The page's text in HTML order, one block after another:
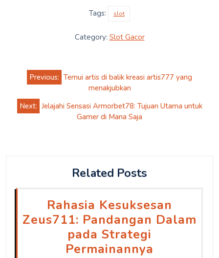
Tags: slot
Category: Slot Gacor
Post
navigation
Previous: Temui artis di balik kreasi artis777 yang
menakjubkan
Next: Jelajahi Sensasi Armorbet78: Tujuan Utama untuk
Gamer di Mana Saja
Related Posts
Rahasia Kesuksesan
Zeus711: Pandangan Dalam
pada Strategi
Permainannya